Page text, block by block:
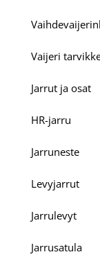
Vaijeri
Jarrut ja osat
HR-jarru
Jarruneste
Levyjarrut
Jarrulevyt
Jarrusatula